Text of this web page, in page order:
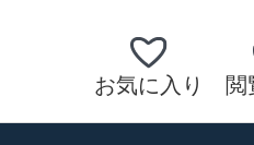
お気に入り 閲